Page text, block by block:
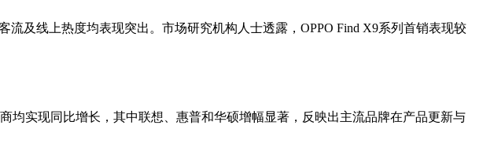
及线上热度均表现突出。市场研究机构人士透露，OPPO Find X9系列首销表现较
均实现同比增长，其中联想、惠普和华硕增幅显著，反映出主流品牌在产品更新与